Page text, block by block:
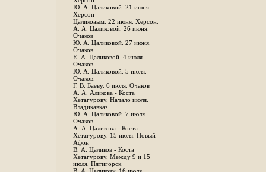
Ю. А. Цаликовой. 21 июня.
Херсон
Цаликоаым. 22 июня. Херсон.
А. А. Цаликовой. 26 июня.
Очаков
Ю. А. Цаликовой. 27 июня.
Очаков
Е. А. Цаликовой. 4 июля.
Очаков
Ю. А. Цаликовой. 5 июля.
Очаков.
Г. В. Баеву. 6 июля. Очаков
А. А. Аликова - Коста
Хетагурову, Начало июля.
Владикавказ
Ю. А. Цаликовой. 7 июля.
Очаков.
А. А. Цаликова - Коста
Хетагурову. 15 июля. Новый
Афон
В. А. Цаликов - Коста
Хетагурову, Между 9 и 15
июля, Пятигорск